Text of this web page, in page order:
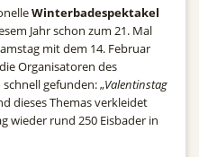
Winterbadespektakel
Jahr schon zum 21. Mal
mit dem 14. Februar
Organisatoren des
gefunden: „Valentinstag
dieses Themas verkleidet
wieder rund 250 Eisbader in